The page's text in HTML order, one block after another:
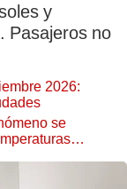
y
Pasajeros no
2026:
se